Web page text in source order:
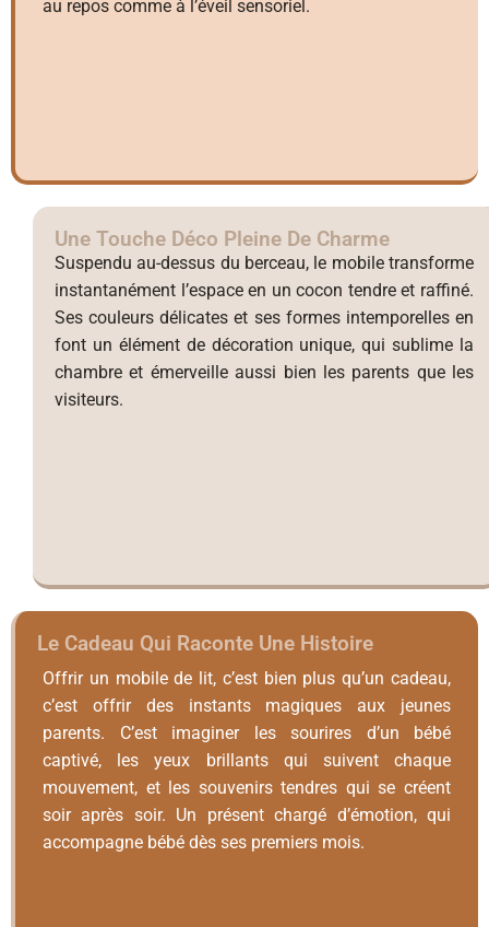
au repos comme à l’éveil sensoriel.
Une Touche Déco Pleine De Charme
Suspendu au-dessus du berceau, le mobile transforme
instantanément l’espace en un cocon tendre et raffiné.
Ses couleurs délicates et ses formes intemporelles en
font un élément de décoration unique, qui sublime la
chambre et émerveille aussi bien les parents que les
visiteurs.
Le Cadeau Qui Raconte Une Histoire
Offrir un mobile de lit, c’est bien plus qu’un cadeau,
c’est offrir des instants magiques aux jeunes
parents. C’est imaginer les sourires d’un bébé
captivé, les yeux brillants qui suivent chaque
mouvement, et les souvenirs tendres qui se créent
soir après soir. Un présent chargé d’émotion, qui
accompagne bébé dès ses premiers mois.